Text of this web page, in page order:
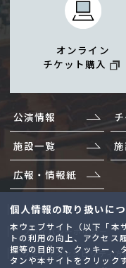
個人情報の取り扱いに
本ウェブサイト（以下「本
トの利用の向上、アクセス
握等の目的で、クッキー、
タンや本サイトをクリック
オンライン
チケット購入
公演情報
施設一覧
広報・情報紙
サイトマップ
プライバシーポリシー
ウェブアクセシビリティ方